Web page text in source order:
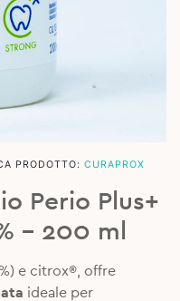
PRODOTTO: CURAPROX
Perio Plus+
– 200 ml
e citrox®, offre
ideale per